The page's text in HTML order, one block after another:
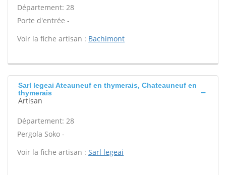
Département: 28
Porte d'entrée -
Voir la fiche artisan : Bachimont
Sarl legeai Ateauneuf en thymerais, Chateauneuf en
thymerais
Artisan
Département: 28
Pergola Soko -
Voir la fiche artisan : Sarl legeai